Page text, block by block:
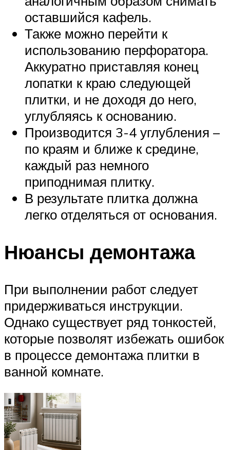
оставшийся кафель.
Также можно перейти к
использованию перфоратора.
Аккуратно приставляя конец
лопатки к краю следующей
плитки, и не доходя до него,
углубляясь к основанию.
Производится 3-4 углубления –
по краям и ближе к средине,
каждый раз немного
приподнимая плитку.
В результате плитка должна
легко отделяться от основания.
Нюансы демонтажа
При выполнении работ следует
придерживаться инструкции.
Однако существует ряд тонкостей,
которые позволят избежать ошибок
в процессе демонтажа плитки в
ванной комнате.